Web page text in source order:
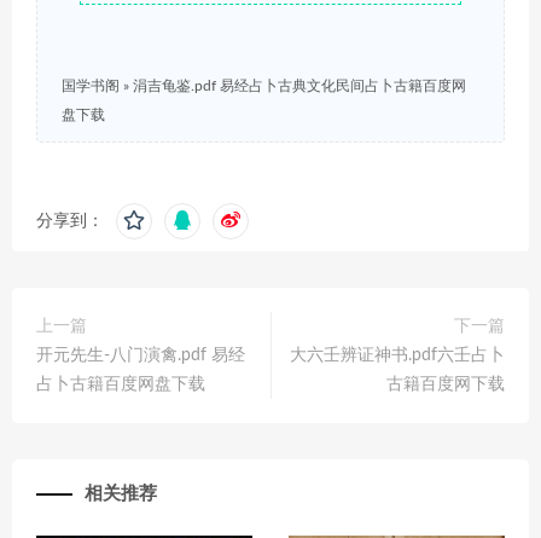
国学书阁 » 涓吉龟鉴.pdf 易经占卜古典文化民间占卜古籍百度网
盘下载
分享到：
上一篇
开元先生-八门演禽.pdf 易经
占卜古籍百度网盘下载
下一篇
大六壬辨证神书.pdf六壬占卜
古籍百度网下载
相关推荐